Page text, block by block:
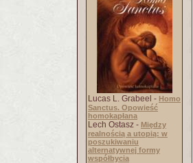
Lucas L. Grabeel - Homo
Sanctus. Opowieść
homokapłana
Lech Ostasz - Między
realnością a utopią: w
poszukiwaniu
alternatywnej formy
współbycia